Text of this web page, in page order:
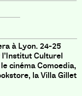
à Lyon. 24-25
Culturel
cinéma Comoedia,
la Villa Gillet